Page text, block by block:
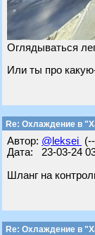
Оглядываться
Или ты про
Re: Охлаждение в
Автор: @leksei
Дата: 23-03-24
Шланг на
Re: Охлаждение в